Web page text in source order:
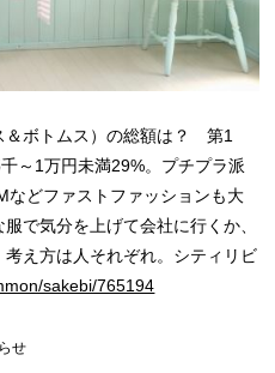
＆ボトムス）の総額は？ 第1
～1万円未満29%。プチプラ派
などファストファッションも大
で気分を上げて会社に行くか、
え方は人それぞれ。シティリビ
sakebi/765194
せ